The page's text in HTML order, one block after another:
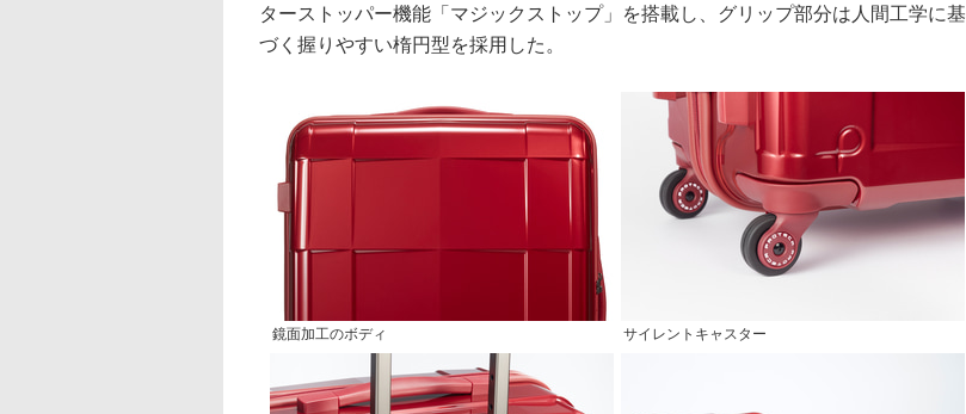
ターストッパー機能「マジックストップ」を搭載し、グリップ部分は人間工学に基
づく握りやすい楕円型を採用した。
鏡面加工のボディ サイレントキャスター